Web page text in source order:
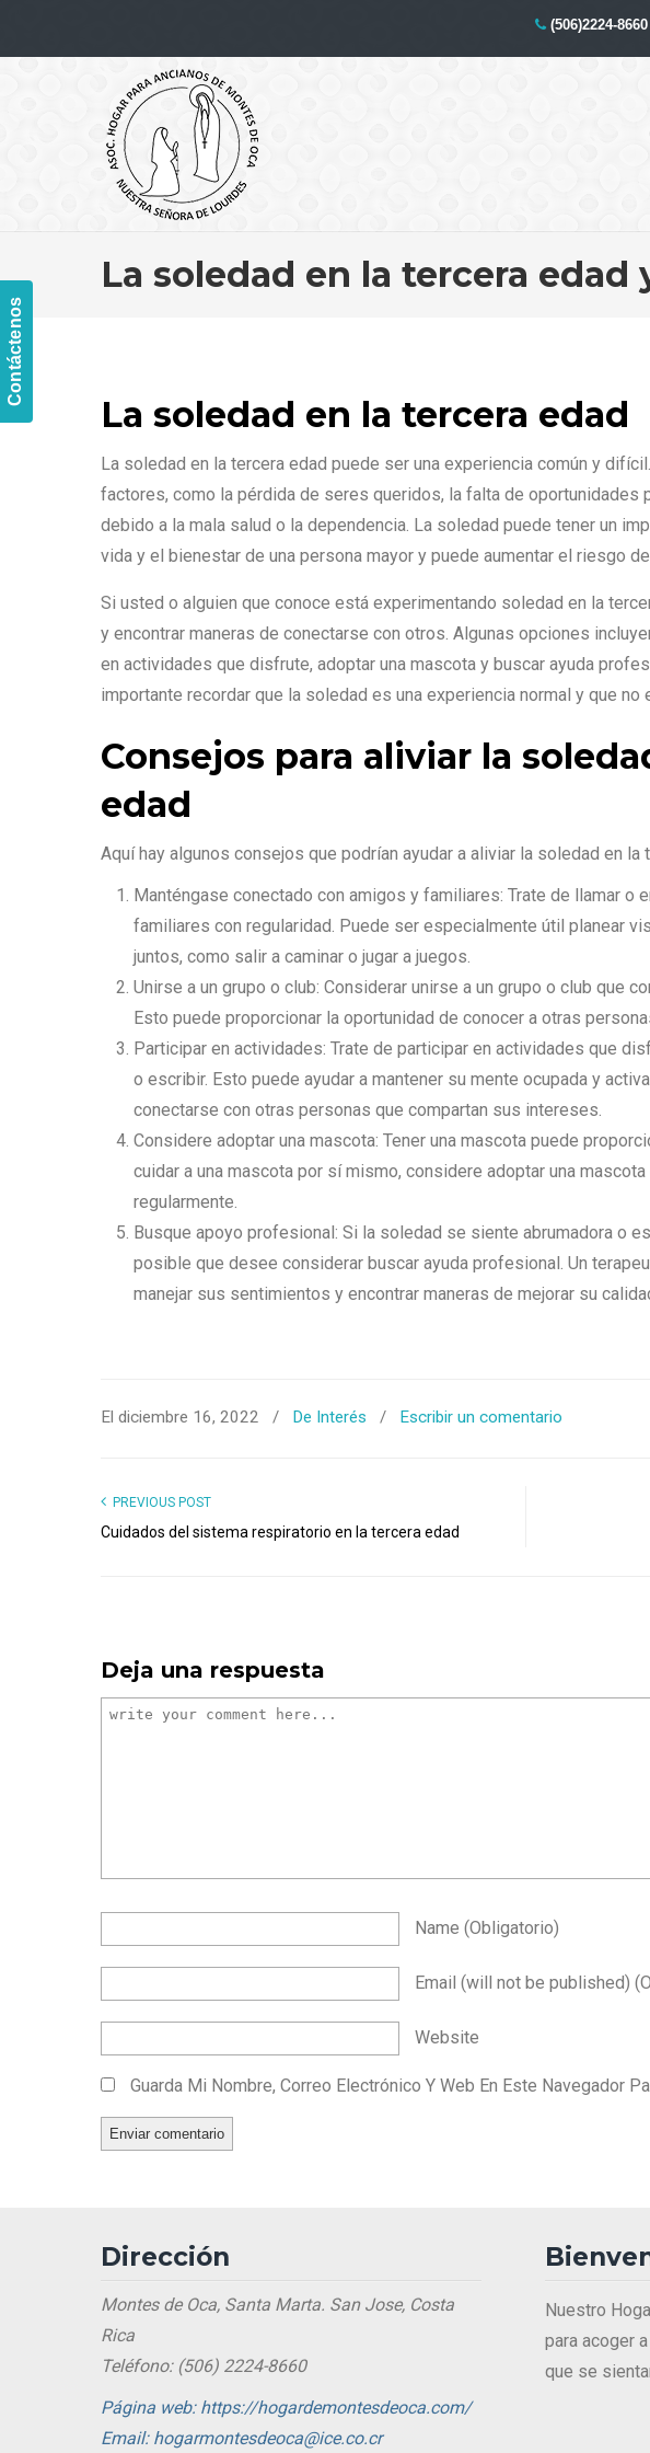
Contáctenos
(506)2224-8660
Navigation
La soledad en la tercera
La soledad en la tercera edad
La soledad en la tercera edad puede ser una experiencia común y
factores, como la pérdida de seres queridos, la falta de oportunidades
debido a la mala salud o la dependencia. La soledad puede tener un
vida y el bienestar de una persona mayor y puede aumentar el riesgo
Si usted o alguien que conoce está experimentando soledad en la
y encontrar maneras de conectarse con otros. Algunas opciones
en actividades que disfrute, adoptar una mascota y buscar ayuda
importante recordar que la soledad es una experiencia normal y que no
Consejos para aliviar la
edad
Aquí hay algunos consejos que podrían ayudar a aliviar la soledad en la
Manténgase conectado con amigos y familiares: Trate de llamar o
familiares con regularidad. Puede ser especialmente útil planear
juntos, como salir a caminar o jugar a juegos.
Unirse a un grupo o club: Considerar unirse a un grupo o club que
Esto puede proporcionar la oportunidad de conocer a otras
Participar en actividades: Trate de participar en actividades que
o escribir. Esto puede ayudar a mantener su mente ocupada y
conectarse con otras personas que compartan sus intereses.
Considere adoptar una mascota: Tener una mascota puede
cuidar a una mascota por sí mismo, considere adoptar una
regularmente.
Busque apoyo profesional: Si la soledad se siente abrumadora o
posible que desee considerar buscar ayuda profesional. Un
manejar sus sentimientos y encontrar maneras de mejorar su
El diciembre 16, 2022 / De Interés / Escribir un comentario
PREVIOUS POST
Cuidados del sistema respiratorio en la tercera edad
Deja una respuesta
Name (obligatorio)
Email (will not be published)
Website
Guarda Mi Nombre, Correo Electrónico Y Web En Este Navegador
Dirección
Montes de Oca, Santa Marta. San Jose, Costa
Rica
Teléfono: (506) 2224-8660
Página web: https://hogardemontesdeoca.com/
Email: hogarmontesdeoca@ice.co.cr
Nuestro
para acoger
que se